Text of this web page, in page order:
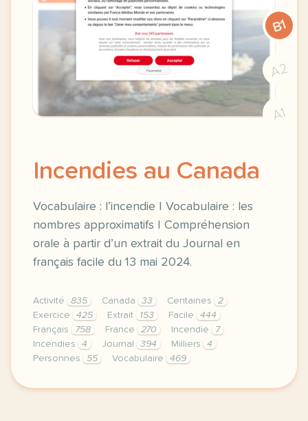
B1
A2
A1
Incendies au Canada
Vocabulaire : l’incendie | Vocabulaire : les
nombres approximatifs | Compréhension
orale à partir d’un extrait du Journal en
français facile du 13 mai 2024.
Activité 835 Canada 33 Centaines
2
Exercice
425 Extrait 153 Facile
444
Français
758 France 270 Incendie
7
Incendies
4 Journal 394 Milliers
4
Personnes
55 Vocabulaire 469
exercice a1 incendies au canada vocabulaire l